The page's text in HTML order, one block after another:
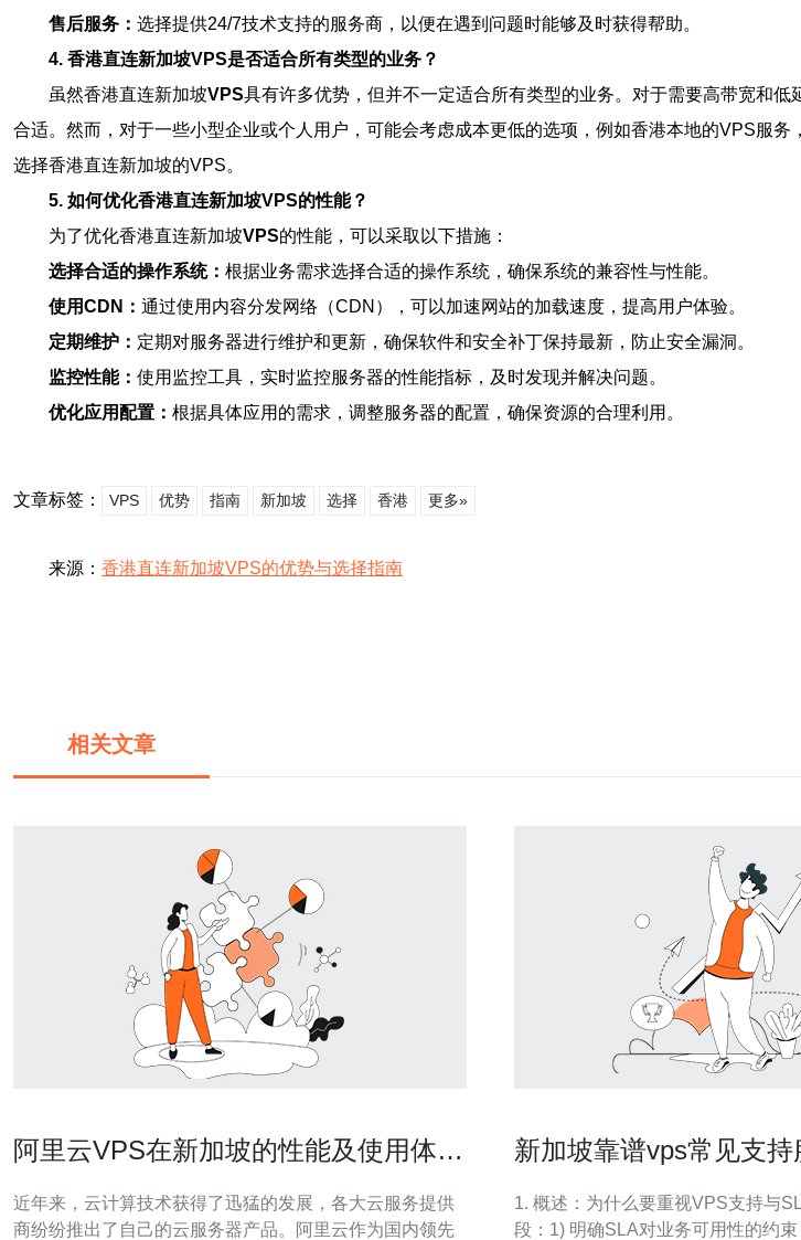
售后服务： 选择提供24/7技术支持的服务商，以便在遇到问题时能够及时获得帮助。
4. 香港直连新加坡VPS是否适合所有类型的业务？
虽然香港直连新加坡VPS具有许多优势，但并不一定适合所有类型的业务。对于需要高带宽和
合适。然而，对于一些小型企业或个人用户，可能会考虑成本更低的选项，例如香港本地的VPS服
选择香港直连新加坡的VPS。
5. 如何优化香港直连新加坡VPS的性能？
为了优化香港直连新加坡VPS的性能，可以采取以下措施：
选择合适的操作系统： 根据业务需求选择合适的操作系统，确保系统的兼容性与性能。
使用CDN： 通过使用内容分发网络（CDN），可以加速网站的加载速度，提高用户体验。
定期维护： 定期对服务器进行维护和更新，确保软件和安全补丁保持最新，防止安全漏洞。
监控性能： 使用监控工具，实时监控服务器的性能指标，及时发现并解决问题。
优化应用配置： 根据具体应用的需求，调整服务器的配置，确保资源的合理利用。
文章标签： VPS 优势 指南 新加坡 选择 香港 更多»
来源： 香港直连新加坡VPS的优势与选择指南
相关文章
阿里云VPS在新加坡的性能及使用体验
近年来，云计算技术获得了迅猛的发展，各大云服务提供
商纷纷推出了自己的云服务器产品。阿里云作为国内领先
新加坡靠谱vps常见支持
1. 概述：为什么要重视VPS支持与
段：1) 明确SLA对业务可用性的约